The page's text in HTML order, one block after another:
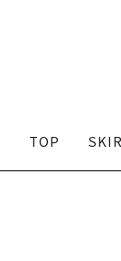
TOP